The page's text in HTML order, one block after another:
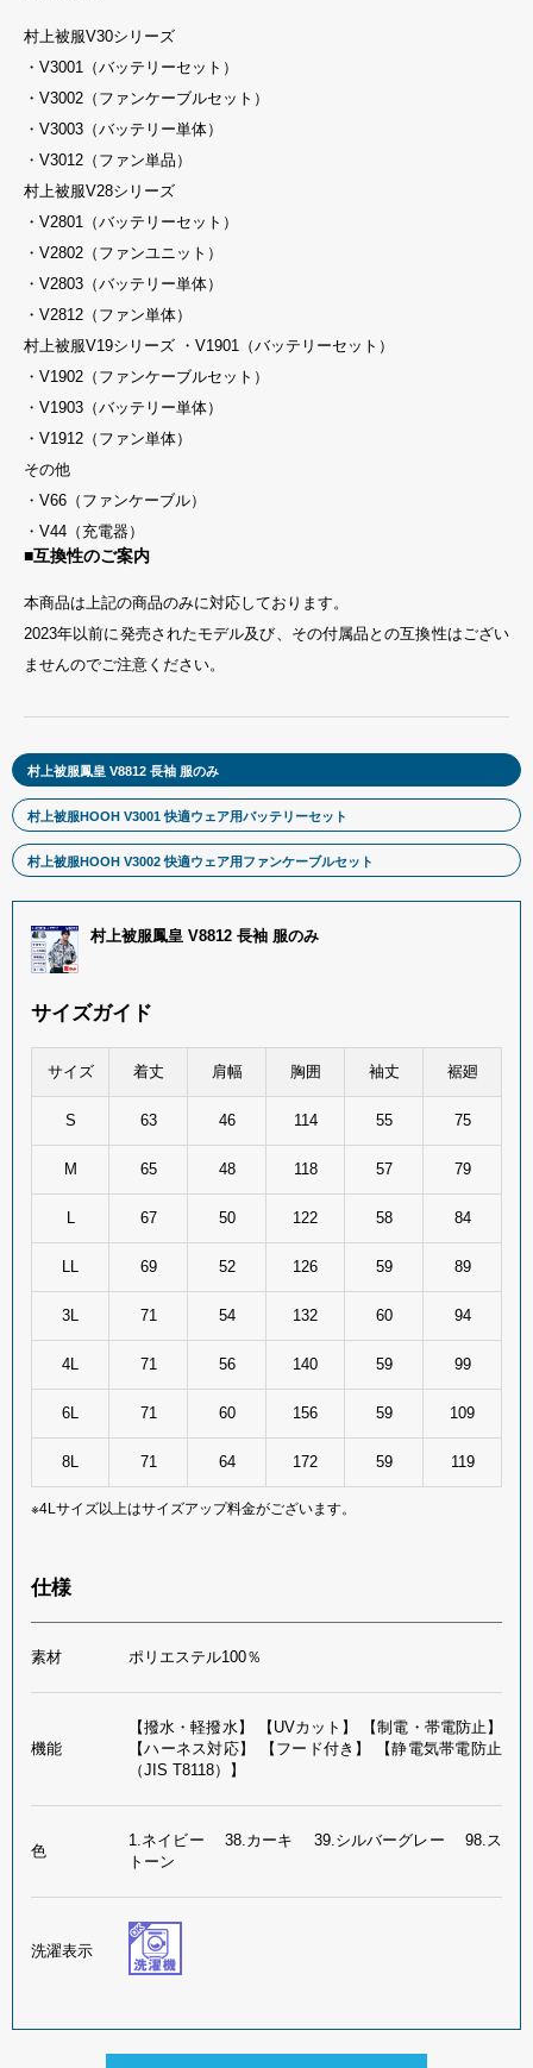
村上被服V30シリーズ
・V3001（バッテリーセット）
・V3002（ファンケーブルセット）
・V3003（バッテリー単体）
・V3012（ファン単品）
村上被服V28シリーズ
・V2801（バッテリーセット）
・V2802（ファンユニット）
・V2803（バッテリー単体）
・V2812（ファン単体）
村上被服V19シリーズ ・V1901（バッテリーセット）
・V1902（ファンケーブルセット）
・V1903（バッテリー単体）
・V1912（ファン単体）
その他
・V66（ファンケーブル）
・V44（充電器）
■互換性のご案内
本商品は上記の商品のみに対応しております。
2023年以前に発売されたモデル及び、その付属品との互換性はござい
ませんのでご注意ください。
村上被服鳳皇 V8812 長袖 服のみ
村上被服HOOH V3001 快適ウェア用バッテリーセット
村上被服HOOH V3002 快適ウェア用ファンケーブルセット
村上被服鳳皇 V8812 長袖 服のみ
サイズガイド
サイズ 着丈 肩幅 胸囲 袖丈 裾廻
S 63 46 114 55 75
M 65 48 118 57 79
67 50 122 58 84
69 52 126 59 89
3L 71 54 132 60 94
4L 71 56 140 59 99
6L 71 60 156 59 109
8L 71 64 172 59 119
※4Lサイズ以上はサイズアップ料金がございます。
仕様
素材 ポリエステル100％
機能
【撥水・軽撥水】 【UVカット】 【制電・帯電防止】
【ハーネス対応】 【フード付き】 【静電気帯電防止
（JIS T8118）】
色
1.ネイビー 38.カーキ 39.シルバーグレー 98.ス
トーン
洗濯表示